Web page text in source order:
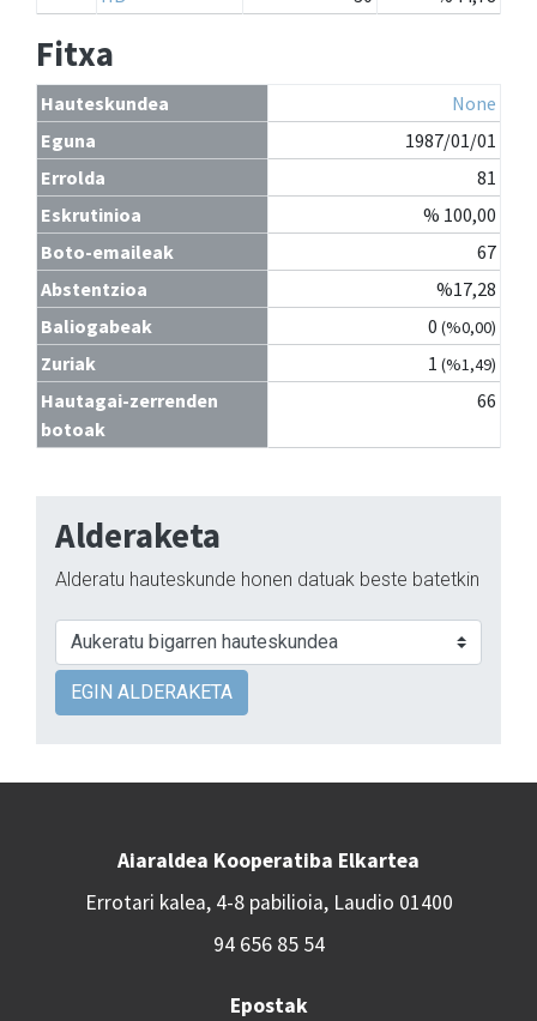
Fitxa
Hauteskundea
None
Eguna
1987/01/01
Errolda
81
Eskrutinioa
% 100,00
Boto-emaileak
67
Abstentzioa
%17,28
Baliogabeak
0 (%0,00)
Zuriak 1 (%1,49)
Hautagai-zerrenden
botoak
66
Alderaketa
Alderatu hauteskunde honen datuak beste batetkin
EGIN ALDERAKETA
Aiaraldea Kooperatiba Elkartea
Errotari kalea, 4-8 pabilioia, Laudio 01400
94 656 85 54
Epostak